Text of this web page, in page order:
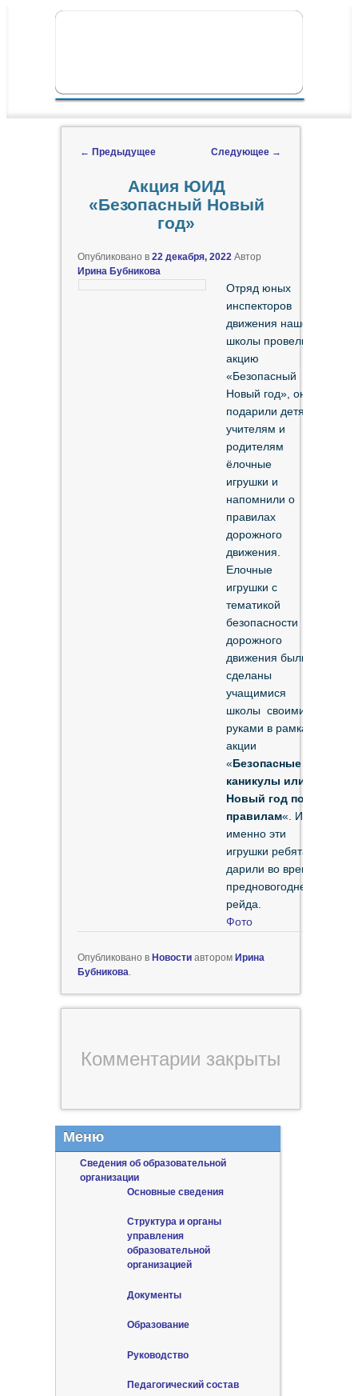
ГЛАВНОЕ МЕНЮ
← Предыдущее Следующее →
Акция ЮИД
«Безопасный Новый
год»
Опубликовано в 22 декабря, 2022 Автор
Ирина Бубникова
Отряд юных
инспекторов
движения нашей
школы провели
акцию
«Безопасный
Новый год», они
подарили детям,
учителям и
родителям
ёлочные
игрушки и
напомнили о
правилах
дорожного
движения.
Елочные
игрушки с
тематикой
безопасности
дорожного
движения были
сделаны
учащимися
школы своими
руками в рамках
акции
«Безопасные
каникулы или
Новый год по
правилам«. И
именно эти
игрушки ребята
дарили во время
предновогоднего
рейда.
Фото
Опубликовано в Новостиавтором Ирина
Бубникова
Комментарии закрыты
Меню
Сведения об образовательной
организации
Основные сведения
Структура и органы
управления
образовательной
организацией
Документы
Образование
Руководство
Педагогический состав